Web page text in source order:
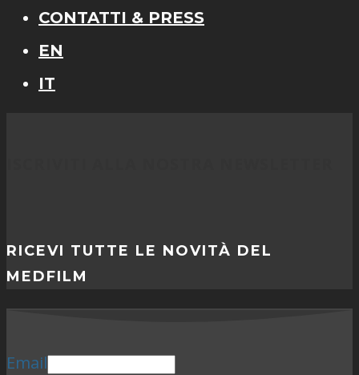
CONTATTI & PRESS
EN
IT
RICEVI TUTTE LE NOVITÀ DEL
MEDFILM
Email